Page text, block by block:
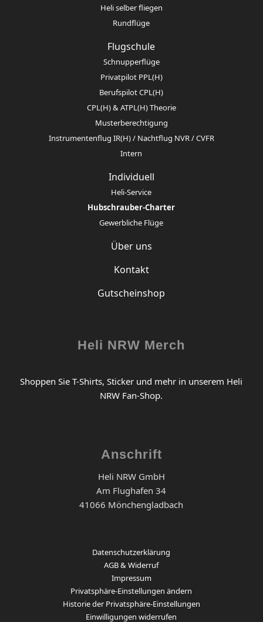
Heli selber fliegen
Rundflüge
Flugschule
Schnupperflüge
Privatpilot PPL(H)
Berufspilot CPL(H)
CPL(H) & ATPL(H) Theorie
Musterberechtigung
Instrumentenflug IR(H) / Nachtflug NVR / CVFR
Intern
Individuell
Heli-Service
Hubschrauber-Charter
Gewerbliche Flüge
Über uns
Kontakt
Gutscheinshop
Heli NRW Merch
Shoppen Sie T-Shirts, Sticker und mehr in unserem Heli
NRW Fan-Shop.
Anschrift
Heli NRW GmbH
Am Flughafen 34
41066 Mönchengladbach
Datenschutzerklärung
AGB & Widerruf
Impressum
Privatsphäre-Einstellungen ändern
Historie der Privatsphäre-Einstellungen
Einwilligungen widerrufen